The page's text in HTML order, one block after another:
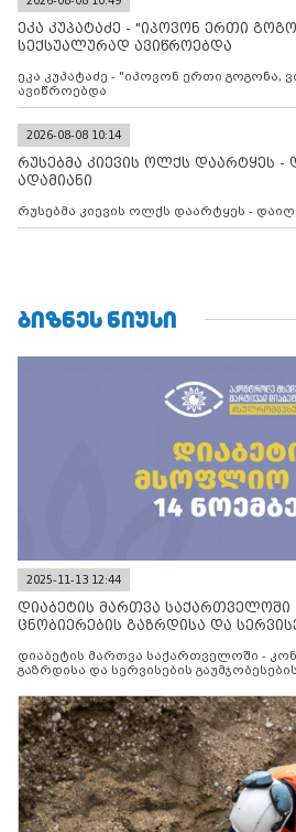
მილიტარიზაციის პროცესს და აქტიურად
ფაქტობრივი ანექსიისკენ
ეკა კუპატაძე - "იპოვონ ერთი
სექსუალურად ავიწროებდა
ეკა კუპატაძე - "იპოვონ ერთი გოგონა,
ავიწროებდა
2026-08-08 10:14
რუსებმა კიევის ოლქს დაარტყეს -
ადამიანი
რუსებმა კიევის ოლქს დაარტყეს -
ᲑᲘᲖᲜᲔᲡ ᲜᲘᲣᲡᲘ
2025-11-13 12:44
დიაბეტის მართვა საქართველოში
ცნობიერების გაზრდისა და
დიაბეტის მართვა საქართველოში -
გაზრდისა და სერვისების